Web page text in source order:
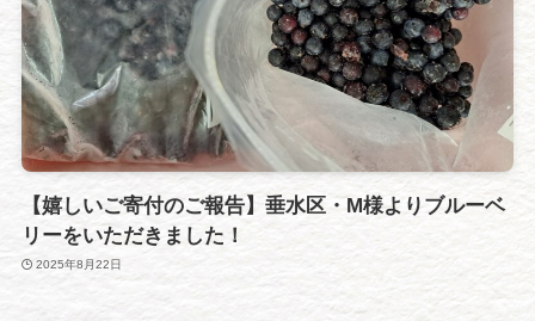
【嬉しいご寄付のご報告】垂水区・M様よりブルーベ
リーをいただきました！
2025年8月22日